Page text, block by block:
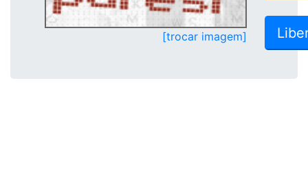
[trocar imagem]